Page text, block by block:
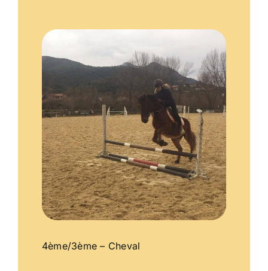
4ème/3ème – Cheval